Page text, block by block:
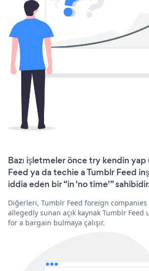
Bazı işletmeler önce try kendin yap
Feed ya da techie a Tumblr Feed
iddia eden bir “in 'no time'”
Diğerleri, Tumblr Feed foreign
allegedly sunan açık kaynak Tumblr Feed
for a bargain bulmaya çalışır.